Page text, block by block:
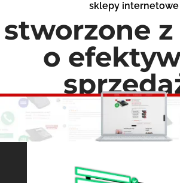
sklepy internetowe
stworzone
o